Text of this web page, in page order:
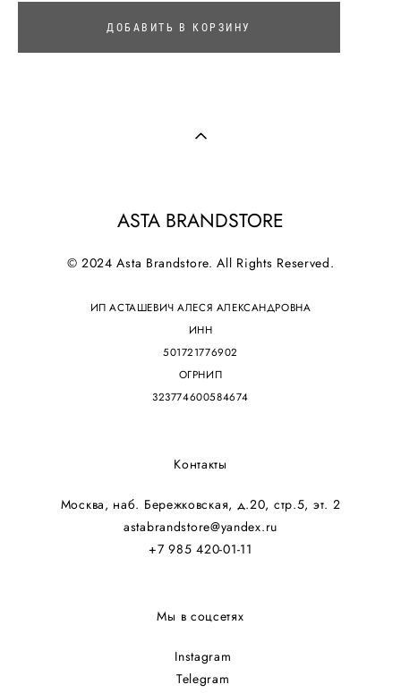
ДОБАВИТЬ В КОРЗИНУ
ASTA BRANDSTORE
© 2024 Asta Brandstore. All Rights Reserved.
ИП АСТАШЕВИЧ АЛЕСЯ АЛЕКСАНДРОВНА
ИНН
501721776902
ОГРНИП
323774600584674
Контакты
Москва, наб. Бережковская, д.20, стр.5, эт. 2
astabrandstore@yandex.ru
+7 985 420-01-11
Мы в соцсетях
Instagram
Telegram